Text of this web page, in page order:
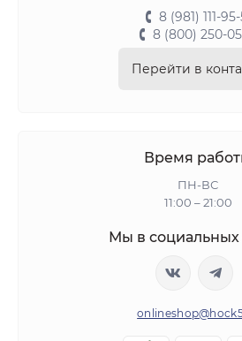
8 (981) 111-
8 (800) 250-
Перейти в
Время
ПН-ВС
11:00 – 21:00
Мы в социальных